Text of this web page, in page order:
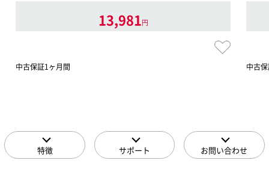
13,981円
中古保証1ヶ月間 中古
特徴 サポート お問い合わせ